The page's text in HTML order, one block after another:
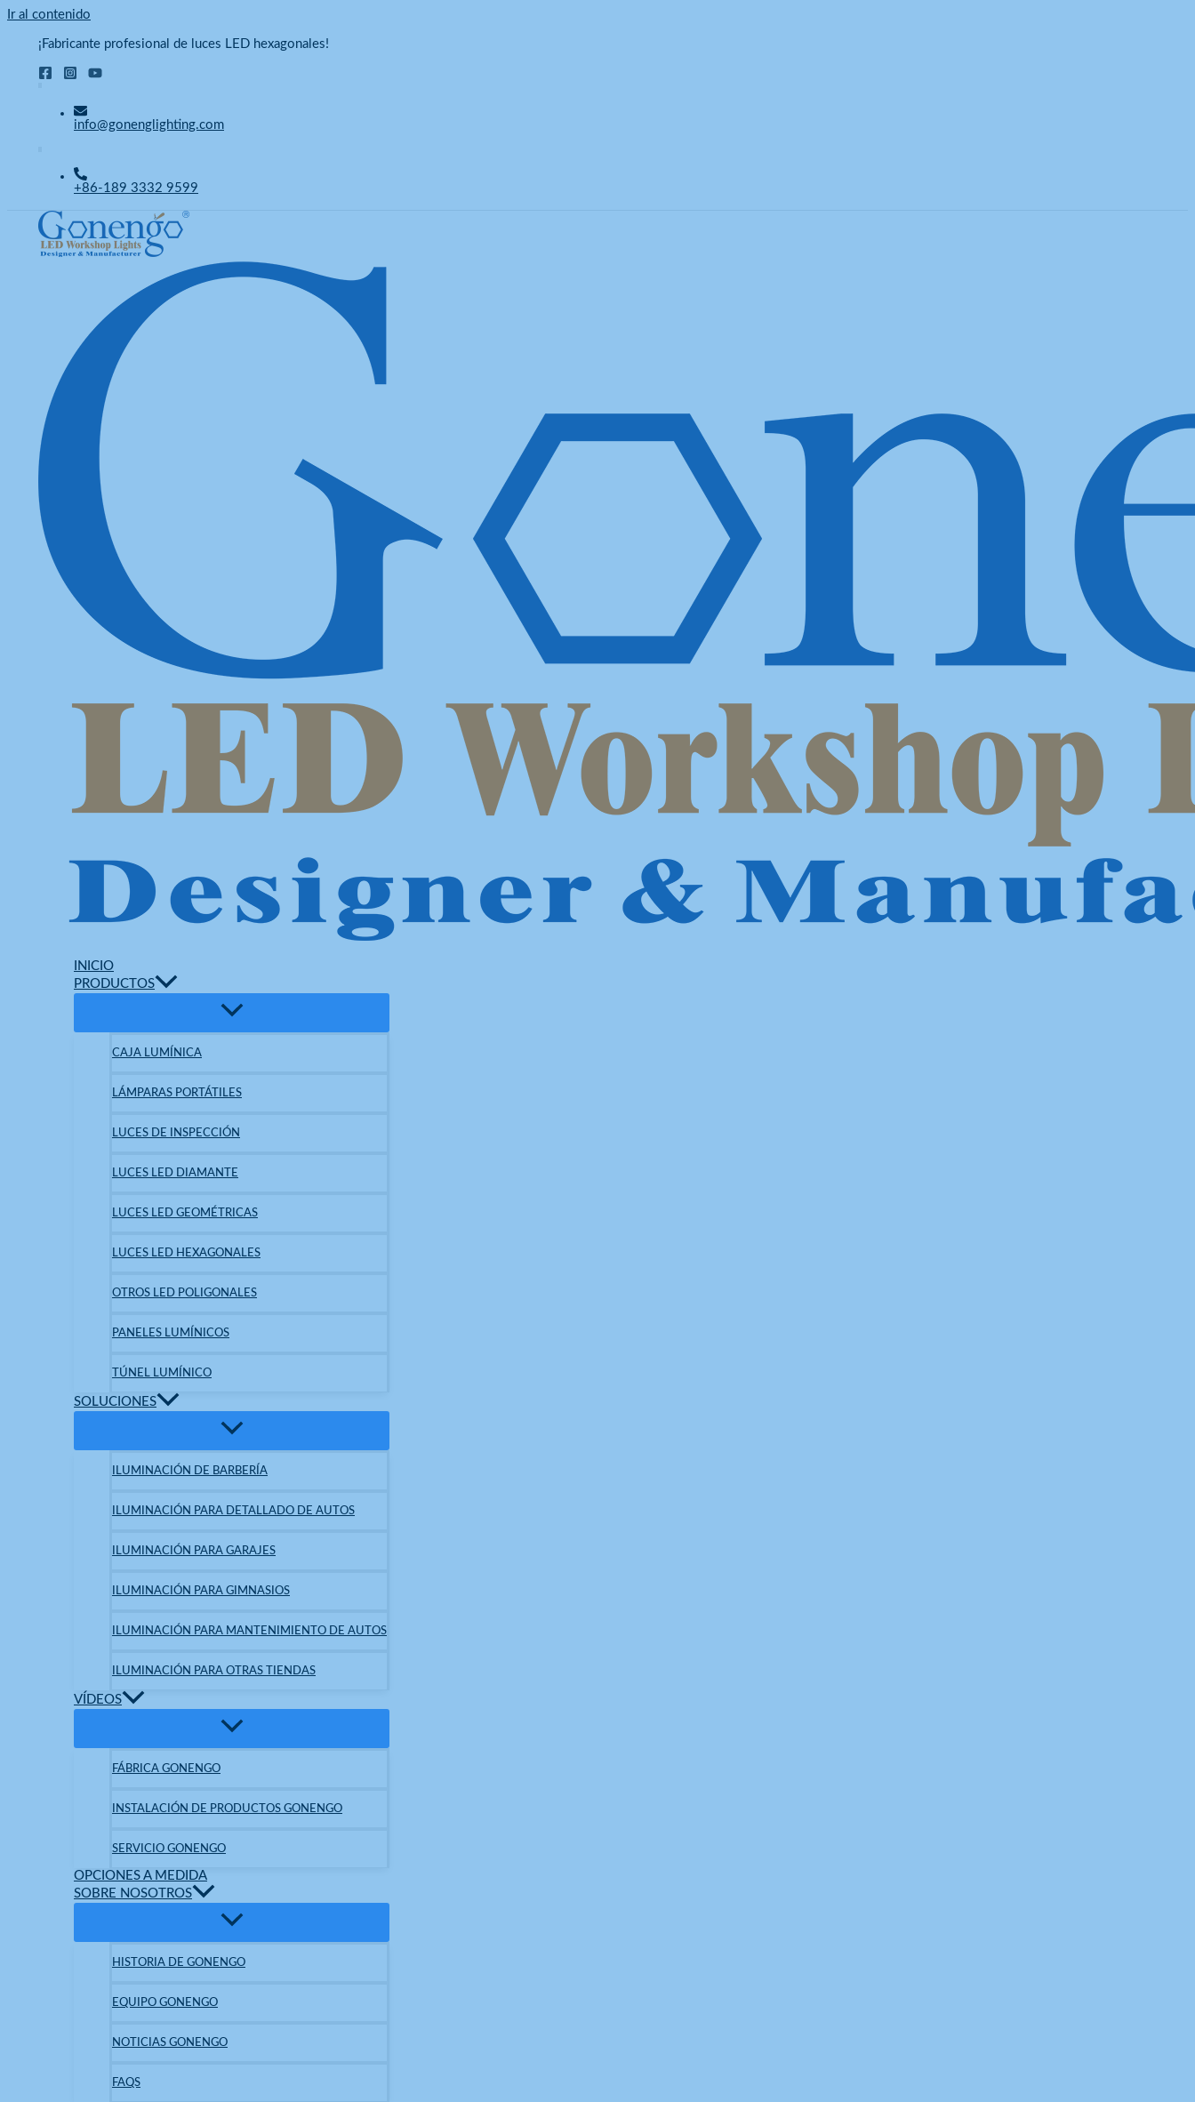
Ir al contenido
¡Fabricante profesional de luces LED hexagonales!
info@gonenglighting.com
+86-189 3332 9599
INICIO
PRODUCTOS
CAJA LUMÍNICA
LÁMPARAS PORTÁTILES
LUCES DE INSPECCIÓN
LUCES LED DIAMANTE
LUCES LED GEOMÉTRICAS
LUCES LED HEXAGONALES
OTROS LED POLIGONALES
PANELES LUMÍNICOS
TÚNEL LUMÍNICO
SOLUCIONES
ILUMINACIÓN DE BARBERÍA
ILUMINACIÓN PARA DETALLADO DE AUTOS
ILUMINACIÓN PARA GARAJES
ILUMINACIÓN PARA GIMNASIOS
ILUMINACIÓN PARA MANTENIMIENTO DE AUTOS
ILUMINACIÓN PARA OTRAS TIENDAS
VÍDEOS
FÁBRICA GONENGO
INSTALACIÓN DE PRODUCTOS GONENGO
SERVICIO GONENGO
OPCIONES A MEDIDA
SOBRE NOSOTROS
HISTORIA DE GONENGO
EQUIPO GONENGO
NOTICIAS GONENGO
FAQS